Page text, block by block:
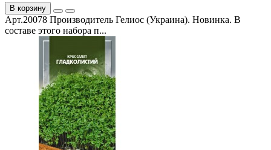
В корзину
Арт.20078 Производитель Гелиос (Украина). Новинка. В
составе этого набора п...